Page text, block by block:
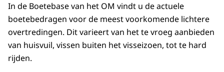
In de Boetebase van het OM vindt u de actuele
boetebedragen voor de meest voorkomende lichtere
overtredingen. Dit varieert van het te vroeg aanbieden
van huisvuil, vissen buiten het visseizoen, tot te hard
rijden.